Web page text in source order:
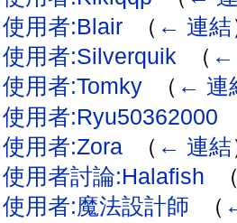
使用者:Blair‎ （ ← 連結
使用者:Silverquik
（ ←
使用者:Tomky‎ （ ← 連
使用者:Ryu50362000
使用者:Zora‎ （ ← 連結
使用者討論:Halafish
使用者:魔法設計師
（